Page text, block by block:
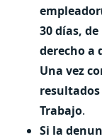
30 días,
derecho a
Una vez
Trabajo.
Si la